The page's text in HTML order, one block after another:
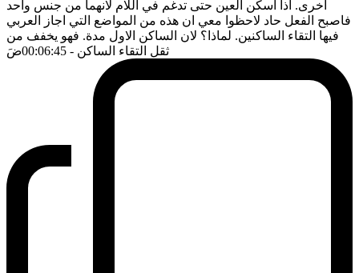
اخرى. اذا اسكن العين حتى تدغم في اللام لانهما من جنس واحد
فاصبح الفعل حاد لاحظوا معي ان هذه من المواضع التي اجاز العربي
فيها التقاء الساكنين. لماذا؟ لان الساكن الاول مدة. فهو يخفف من
ثقل التقاء الساكن - 00:06:45 ضَ